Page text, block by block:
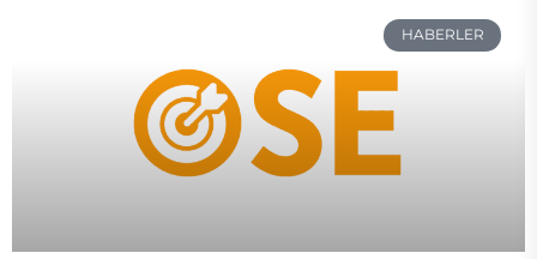
HABERLER